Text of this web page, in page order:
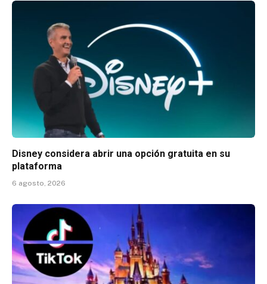
Disney considera abrir una opción gratuita en su
plataforma
6 agosto, 2026